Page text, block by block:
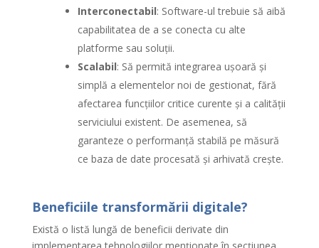
Interconectabil: Software-ul trebuie să aibă
capabilitatea de a se conecta cu alte
platforme sau soluții.
Scalabil: Să permită integrarea ușoară și
simplă a elementelor noi de gestionat, fără
afectarea funcțiilor critice curente și a calității
serviciului existent. De asemenea, să
garanteze o performanță stabilă pe măsură
ce baza de date procesată și arhivată crește.
Beneficiile transformării digitale?
Există o listă lungă de beneficii derivate din